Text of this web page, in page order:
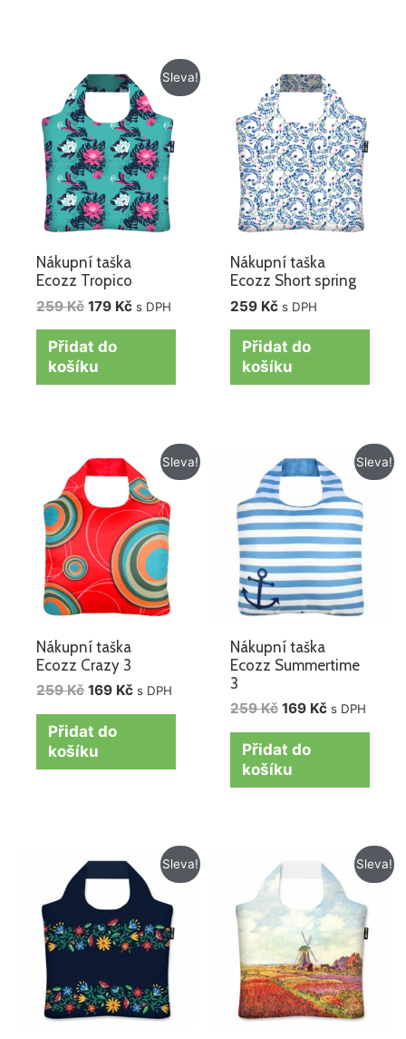
Sleva!
Nákupní taška
Ecozz Tropico
259Kč
Původní
cena
259 Kč.
179 Kč
Aktuální
cena
je:
179 Kč.
s DPH
Přidat do
košíku
Nákupní taška
Ecozz Short spring
259 Kč s DPH
Přidat do
košíku
Sleva!
Nákupní taška
Ecozz Crazy 3
259Kč
Původní
cena
259 Kč.
169 Kč
Aktuální
cena
je:
169 Kč.
s DPH
Přidat do
košíku
Sleva!
Nákupní taška
Ecozz Summertime
3
259Kč
Původní
cena
259 Kč.
169 Kč
Aktuální
cena
je:
169 Kč.
s DPH
Přidat do
košíku
Sleva!
Původní
cena
259 Kč.
Aktuální
cena
je:
199 Kč.
Sleva!
Původní
cena
259 Kč.
Aktuální
cena
je:
179 Kč.